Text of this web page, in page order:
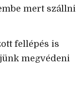
mert szállni
fellépés is
megvédeni